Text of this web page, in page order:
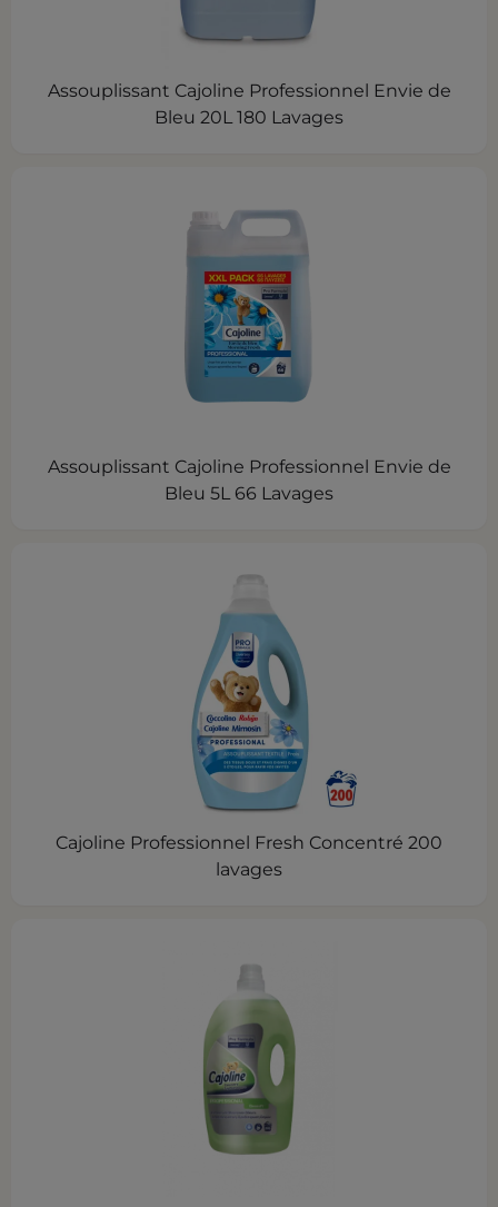
Assouplissant Cajoline Professionnel Envie de
Bleu 20L 180 Lavages
Assouplissant Cajoline Professionnel Envie de
Bleu 5L 66 Lavages
Cajoline Professionnel Fresh Concentré 200
lavages